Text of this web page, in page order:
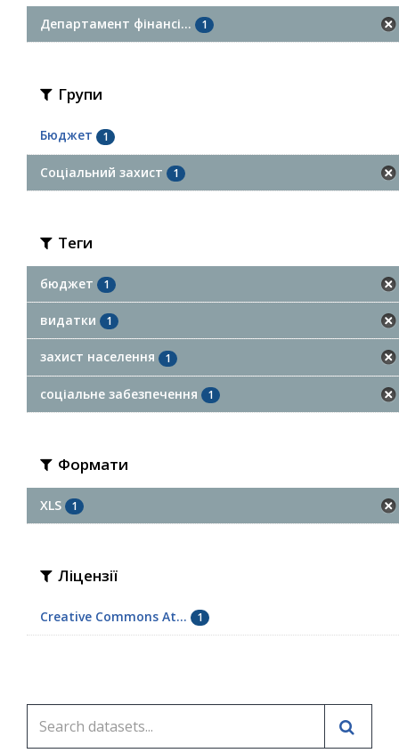
Департамент фінансі... 1
Групи
Бюджет 1
Соціальний захист 1
Теги
бюджет 1
видатки 1
захист населення 1
соціальне забезпечення 1
Формати
XLS 1
Ліцензії
Creative Commons At... 1